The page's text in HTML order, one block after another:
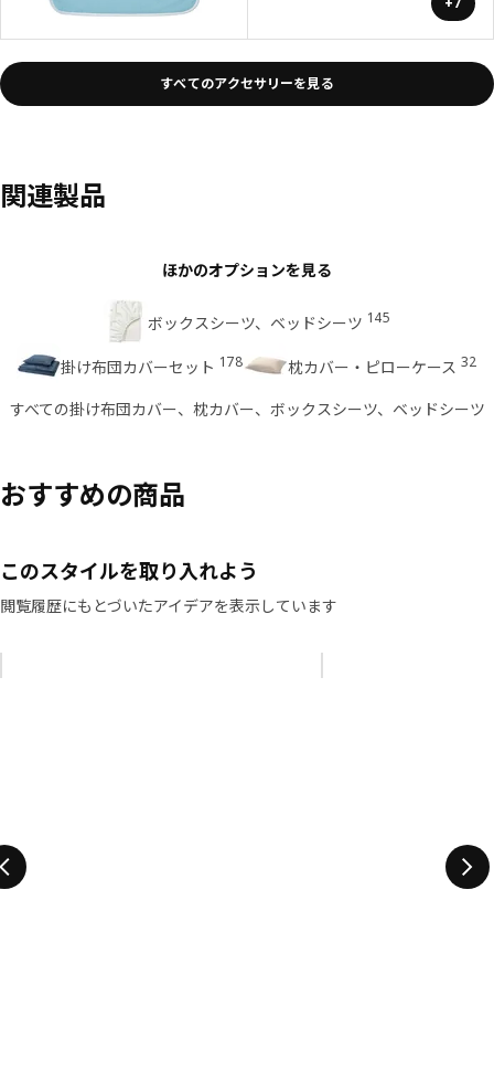
すべてのアクセサリーを見る
関連製品
ほかのオプションを見る
ボックスシーツ、ベッドシーツ 145
掛け布団カバーセット 178 枕カバー・ピローケース 32
すべての掛け布団カバー、枕カバー、ボックスシーツ、ベッドシーツ
おすすめの商品
このスタイルを取り入れよう
閲覧履歴にもとづいたアイデアを表示しています